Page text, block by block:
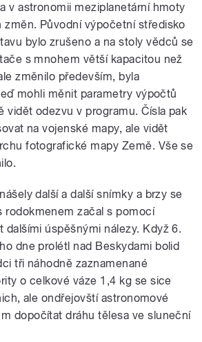
v astronomii meziplanetární hmoty
změn. Původní výpočetní středisko
bylo zrušeno a na stoly vědců se
s mnohem větší kapacitou než
změnilo především, byla
mohli měnit parametry výpočtů
vidět odezvu v programu. Čísla pak
na vojenské mapy, ale vidět
fotografické mapy Země. Vše se
další a další snímky a brzy se
rodokmenem začal s pomocí
úspěšnými nálezy. Když 6.
dne prolétl nad Beskydami bolid
tři náhodně zaznamenané
o celkové váze 1,4 kg se sice
ale ondřejovští astronomové
dopočítat dráhu tělesa ve sluneční